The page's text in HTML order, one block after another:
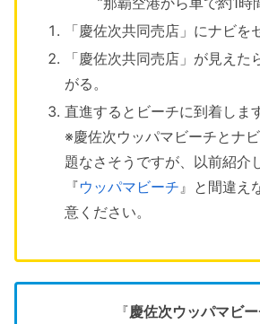
「慶佐次共同売店」にナビを
「慶佐次共同売店」が見えた
がる。
直進するとビーチに到着しま
※慶佐次ウッパマビーチとナ
題なさそうですが、以前紹介
『ウッパマビーチ』と間違え
意ください。
『慶佐次ウッパマビ